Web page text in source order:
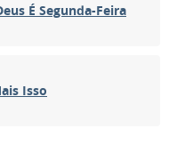
É Segunda-Feira
Isso